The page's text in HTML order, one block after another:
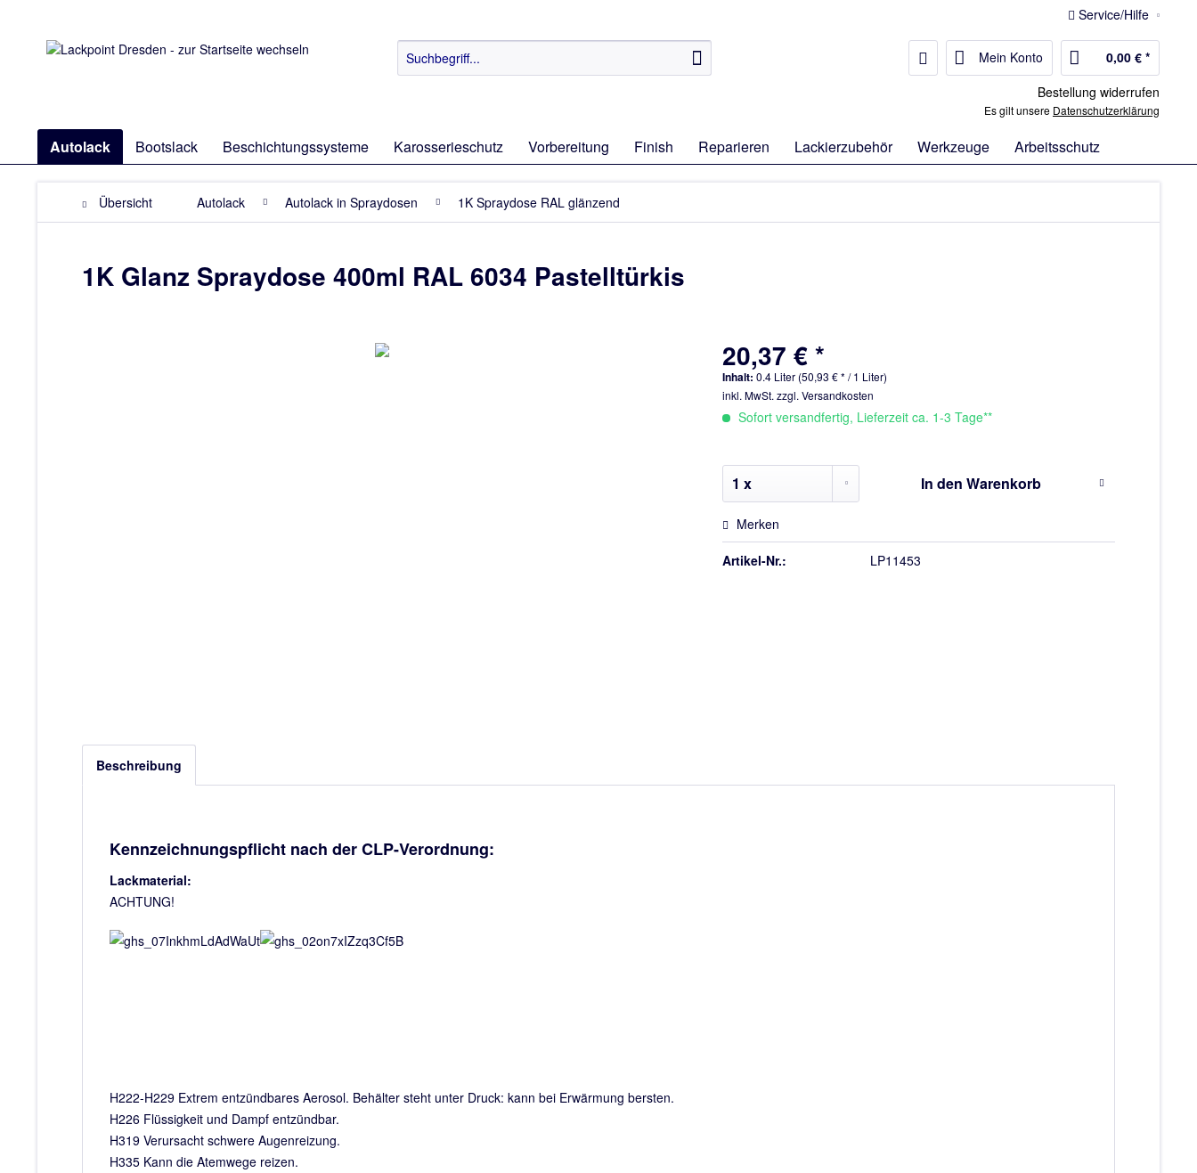
Service/Hilfe
Mein Konto
0,00 € *
Bestellung widerrufen
Es gilt unsere Datenschutzerklärung
Autolack Bootslack Beschichtungssysteme Karosserieschutz Vorbereitung Finish Reparieren Lackierzubehör Werkzeuge Arbeitsschutz
Übersicht Autolack Autolack in Spraydosen 1K Spraydose RAL glänzend
1K Glanz Spraydose 400ml RAL 6034 Pastelltürkis
20,37 € *
Inhalt:0.4 Liter (50,93 € * / 1 Liter)
inkl. MwSt.zzgl. Versandkosten
Sofort versandfertig, Lieferzeit ca. 1-3 Tage**
In den Warenkorb
Merken
Artikel-Nr.: LP11453
Beschreibung
Kennzeichnungspflicht nach der CLP-Verordnung:
Lackmaterial:
ACHTUNG!
H222-H229 Extrem entzündbares Aerosol. Behälter steht unter Druck: kann bei Erwärmung bersten.
H226 Flüssigkeit und Dampf entzündbar.
H319 Verursacht schwere Augenreizung.
H335 Kann die Atemwege reizen.